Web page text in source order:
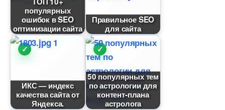
популярных
ошибок в SEO
оптимизации сайта
Правильное SEO
для сайта
ИКС — индекс
качества сайта от
Яндекса.
50 популярных тем
по астрологии для
контент-плана
астролога